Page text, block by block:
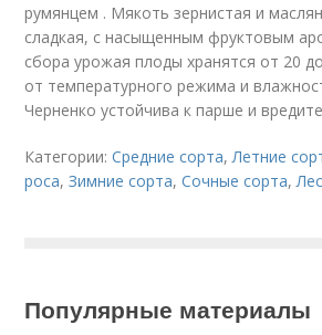
румянцем . Мякоть зернистая и
сладкая, с насыщенным фруктовым
сбора урожая плоды хранятся от 20
от температурного режима и
Черненко устойчива к парше и
Категории:Средние сорта,Летние
роса,Зимние сорта,Сочные сорта,
Популярные материалы